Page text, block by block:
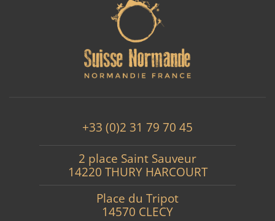
+33 (0)2 31 79 70 45
2 place Saint Sauveur
14220 THURY HARCOURT
Place du Tripot
14570 CLECY